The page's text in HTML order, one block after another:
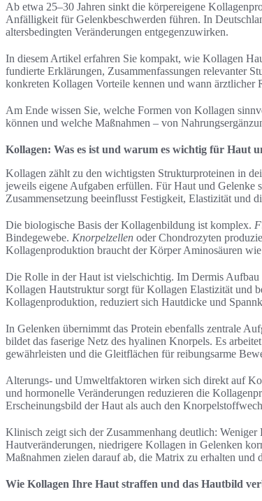
Ab etwa 25–30 Jahren sinkt die körpereigene
Anfälligkeit für Gelenkbeschwerden führen. In
altersbedingten Veränderungen entgegenzuwirken.
In diesem Artikel erfahren Sie kompakt, wie Kollagen
fundierte Erklärungen, Zusammenfassungen relevanter
konkreten Kollagen Vorteile kennen und wann ärztlicher
Am Ende wissen Sie, welche Formen von Kollagen
können und welche Maßnahmen – von
Kollagen: Was es ist und warum es wichtig für Haut
Kollagen zählt zu den wichtigsten Strukturproteinen in
jeweils eigene Aufgaben erfüllen. Für Haut und
Zusammensetzung beeinflusst Festigkeit, Elastizität und
Die biologische Basis der Kollagenbildung ist komplex.
Bindegewebe. Knorpelzellen oder Chondrozyten
Kollagenproduktion braucht der Körper Aminosäuren
Die Rolle in der Haut ist vielschichtig. Im Dermis Aufbau
Kollagen Hautstruktur sorgt für Kollagen Elastizität und
Kollagenproduktion, reduziert sich Hautdicke und
In Gelenken übernimmt das Protein ebenfalls zentrale
bildet das faserige Netz des hyalinen Knorpels. Es
gewährleisten und die Gleitflächen für reibungsarme
Alterungs- und Umweltfaktoren wirken sich direkt auf
und hormonelle Veränderungen reduzieren die
Erscheinungsbild der Haut als auch den
Klinisch zeigt sich der Zusammenhang deutlich:
Hautveränderungen, niedrigere Kollagen in Gelenken
Maßnahmen zielen darauf ab, die Matrix zu erhalten und
Wie Kollagen Ihre Haut straffen und das Hautbild